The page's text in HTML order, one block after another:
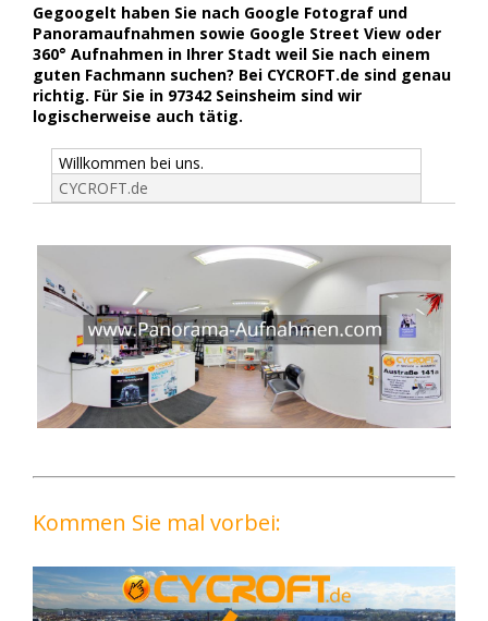
Gegoogelt haben Sie nach Google Fotograf und
Panoramaufnahmen sowie Google Street View oder
360° Aufnahmen in Ihrer Stadt weil Sie nach einem
guten Fachmann suchen? Bei CYCROFT.de sind genau
richtig. Für Sie in 97342 Seinsheim sind wir
logischerweise auch tätig.
Willkommen bei uns.
CYCROFT.de
Kommen Sie mal vorbei: